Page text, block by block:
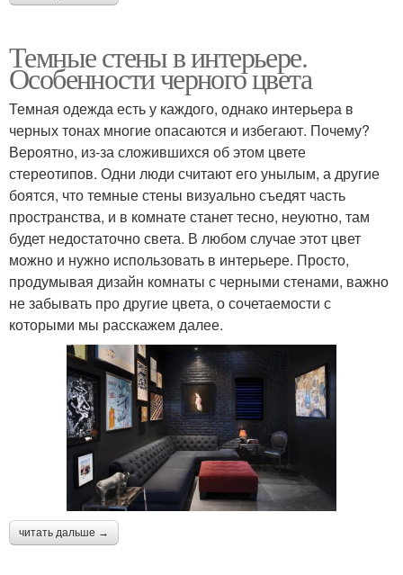
Темные стены в интерьере.
Особенности черного цвета
Темная одежда есть у каждого, однако интерьера в
черных тонах многие опасаются и избегают. Почему?
Вероятно, из-за сложившихся об этом цвете
стереотипов. Одни люди считают его унылым, а другие
боятся, что темные стены визуально съедят часть
пространства, и в комнате станет тесно, неуютно, там
будет недостаточно света. В любом случае этот цвет
можно и нужно использовать в интерьере. Просто,
продумывая дизайн комнаты с черными стенами, важно
не забывать про другие цвета, о сочетаемости с
которыми мы расскажем далее.
читать дальше →